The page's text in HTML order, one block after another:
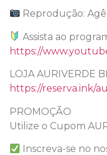
Reprodução:
Assista ao
https://
LOJA AURIVERDE
https://reserva.ink/
PROMOÇÃO
Utilize o Cupom
Inscreva-se no